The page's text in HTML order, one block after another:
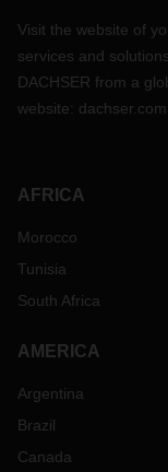
Visit the website of
services and
DACHSER from a
website: dachser.com
AFRICA
Morocco
Tunisia
South Africa
AMERICA
Argentina
Brazil
Canada